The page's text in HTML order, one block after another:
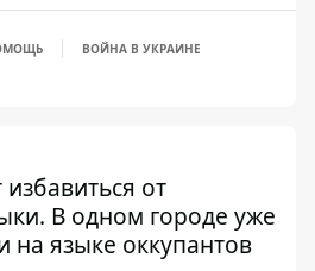
ВОЙНА В УКРАИНЕ
от
В одном городе уже
на языке оккупантов